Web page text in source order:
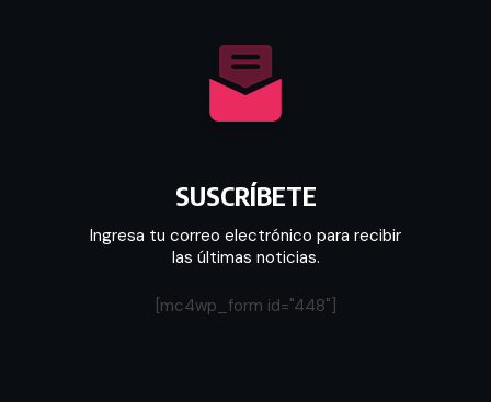
SUSCRÍBETE
Ingresa tu correo electrónico para recibir
las últimas noticias.
[mc4wp_form id="448"]